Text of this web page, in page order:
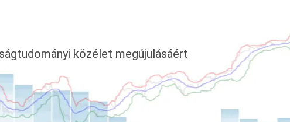
közélet megújulásáért